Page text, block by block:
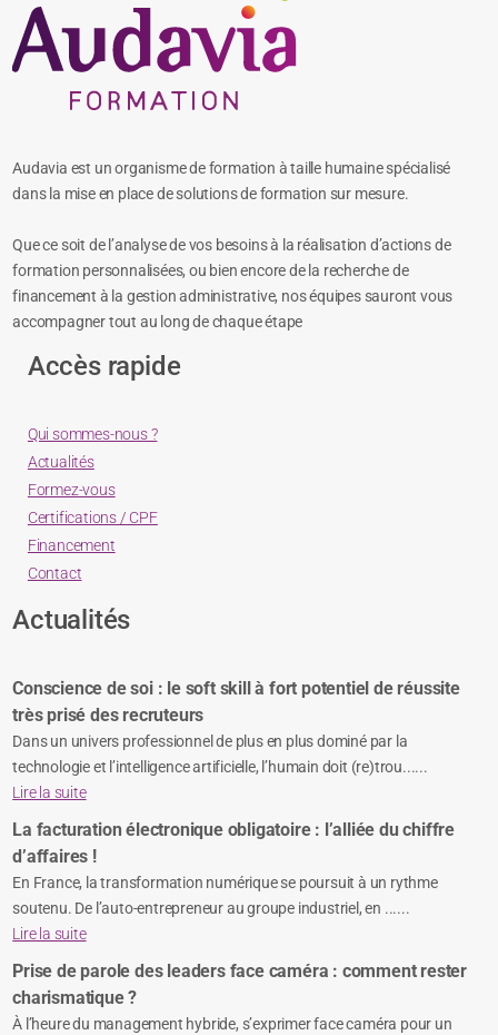
Audavia est un organisme de formation à taille humaine spécialisé
dans la mise en place de solutions de formation sur mesure.
Que ce soit de l’analyse de vos besoins à la réalisation d’actions de
formation personnalisées, ou bien encore de la recherche de
financement à la gestion administrative, nos équipes sauront vous
accompagner tout au long de chaque étape
Accès rapide
Qui sommes-nous ?
Actualités
Formez-vous
Certifications / CPF
Financement
Contact
Actualités
Conscience de soi : le soft skill à fort potentiel de réussite
très prisé des recruteurs
Dans un univers professionnel de plus en plus dominé par la
technologie et l’intelligence artificielle, l’humain doit (re)trou......
Lire la suite
La facturation électronique obligatoire : l’alliée du chiffre
d’affaires !
En France, la transformation numérique se poursuit à un rythme
soutenu. De l’auto-entrepreneur au groupe industriel, en ......
Lire la suite
Prise de parole des leaders face caméra : comment rester
charismatique ?
À l’heure du management hybride, s’exprimer face caméra pour un